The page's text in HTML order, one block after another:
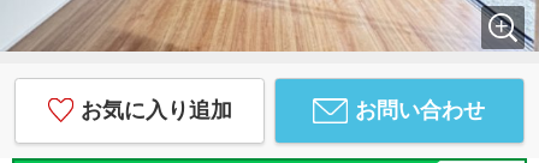
お気に入り追加 お問い合わせ